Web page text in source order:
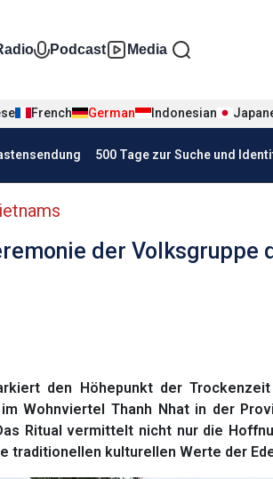
phương tiện tiếng
Podcast Media
French German Indonesian
Đức 500 Tage zur Suche und
der Volksgruppe
den Höhepunkt der
Wohnviertel Thanh Nhat in der
Ritual vermittelt nicht nur die
traditionellen kulturellen Werte der